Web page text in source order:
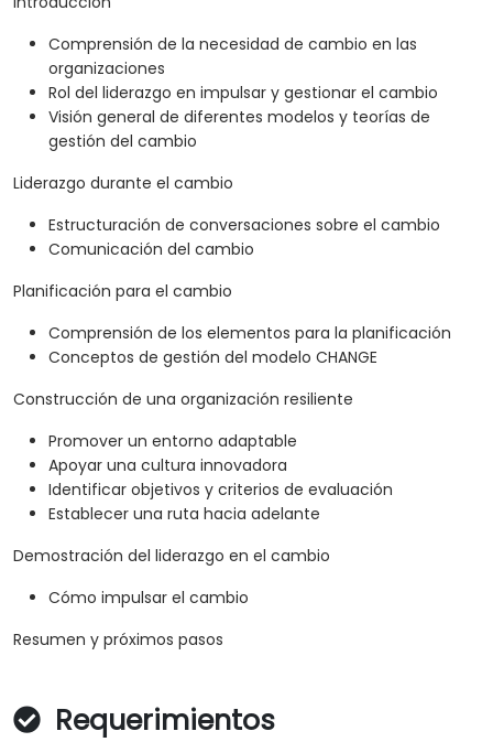
Comprensión de la necesidad de cambio en las
organizaciones
Rol del liderazgo en impulsar y gestionar el cambio
Visión general de diferentes modelos y teorías de
gestión del cambio
Liderazgo durante el cambio
Estructuración de conversaciones sobre el cambio
Comunicación del cambio
Planificación para el cambio
Comprensión de los elementos para la planificación
Conceptos de gestión del modelo CHANGE
Construcción de una organización resiliente
Promover un entorno adaptable
Apoyar una cultura innovadora
Identificar objetivos y criterios de evaluación
Establecer una ruta hacia adelante
Demostración del liderazgo en el cambio
Cómo impulsar el cambio
Resumen y próximos pasos
Requerimientos